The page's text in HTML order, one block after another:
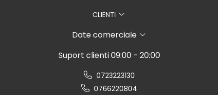
CLIENTI
Date comerciale
Suport clienti09:00 - 20:00
0723223130
0766220804